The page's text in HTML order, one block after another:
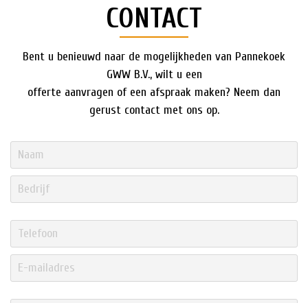
CONTACT
Bent u benieuwd naar de mogelijkheden van Pannekoek
GWW B.V., wilt u een
offerte aanvragen of een afspraak maken? Neem dan
gerust contact met ons op.